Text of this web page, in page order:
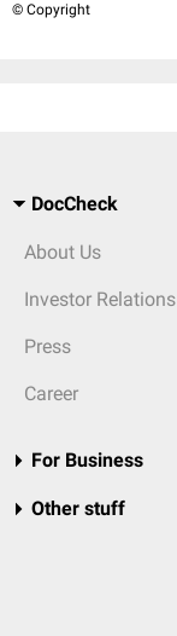
© Copyright
DocCheck
About Us
Investor Relations
Press
Career
For Business
Other stuff